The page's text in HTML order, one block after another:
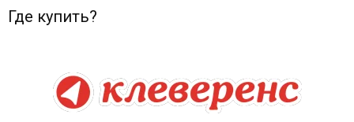
Где купить?